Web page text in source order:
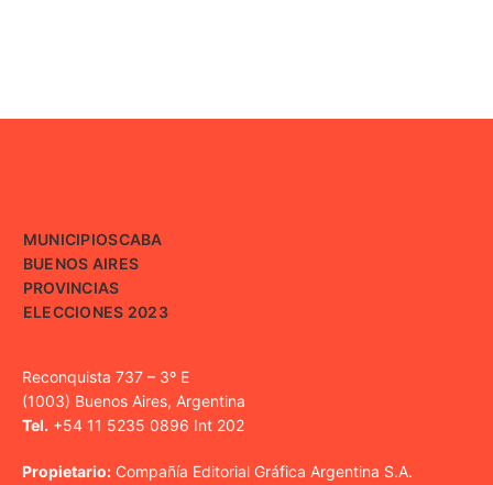
MUNICIPIOSCABA
BUENOS AIRES
PROVINCIAS
ELECCIONES 2023
Reconquista 737 – 3º E
(1003) Buenos Aires, Argentina
Tel. +54 11 5235 0896 Int 202
Propietario: Compañía Editorial Gráfica Argentina S.A.